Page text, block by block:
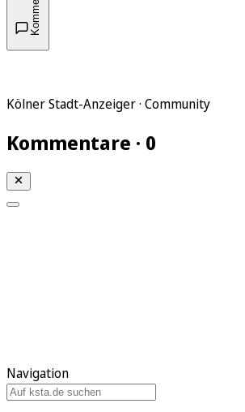
Kölner Stadt-Anzeiger · Community
Kommentare · 0
Navigation